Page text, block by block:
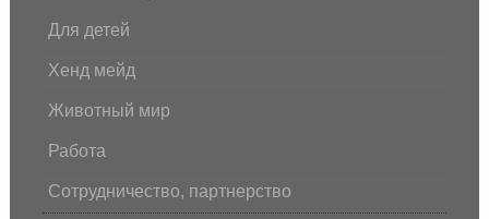
Для детей
Хенд мейд
Животный мир
Работа
Сотрудничество, партнерство